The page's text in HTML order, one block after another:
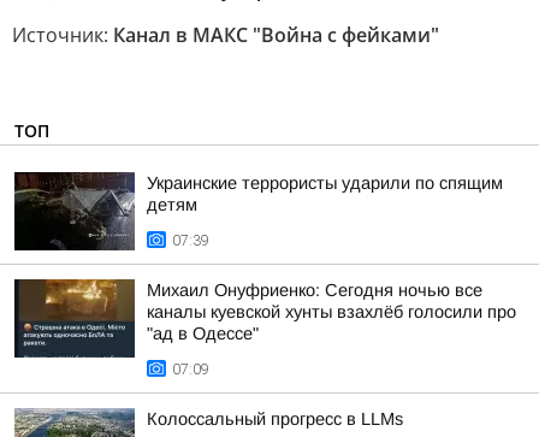
Источник: Канал в МАКС "Война с фейками"
ТОП
Украинские террористы ударили по спящим
детям
07:39
Михаил Онуфриенко: Сегодня ночью все
каналы куевской хунты взахлёб голосили про
"ад в Одессе"
07:09
Колоссальный прогресс в LLMs